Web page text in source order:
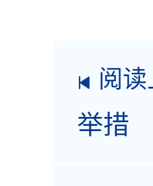
阅读
举措